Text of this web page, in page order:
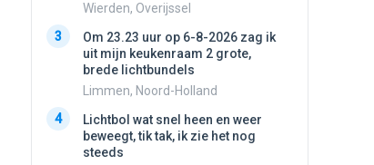
Wierden, Overijssel
3
Om 23.23 uur op 6-8-2026 zag ik
uit mijn keukenraam 2 grote,
brede lichtbundels
Limmen, Noord-Holland
4
Lichtbol wat snel heen en weer
beweegt, tik tak, ik zie het nog
steeds